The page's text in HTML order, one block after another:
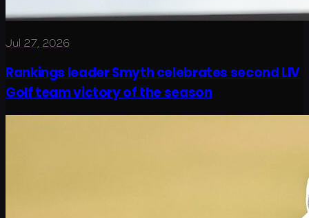
Jul 27, 2026
Rankings leader Smyth celebrates second LIV
Golf team victory of the season